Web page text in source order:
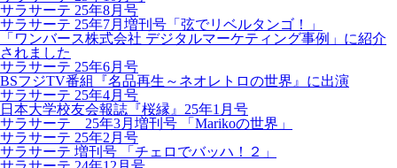
サラサーテ 25年8月号
サラサーテ 25年7月増刊号「弦でリベルタンゴ！」
「ワンバース株式会社 デジタルマーケティング事例」に紹介
されました
サラサーテ 25年6月号
BSフジTV番組『名品再生～ネオレトロの世界』に出演
サラサーテ 25年4月号
日本大学校友会報誌『桜縁』25年1月号
サラサーテ 25年3月増刊号 「Marikoの世界」
サラサーテ 25年2月号
サラサーテ 増刊号 「チェロでバッハ！２」